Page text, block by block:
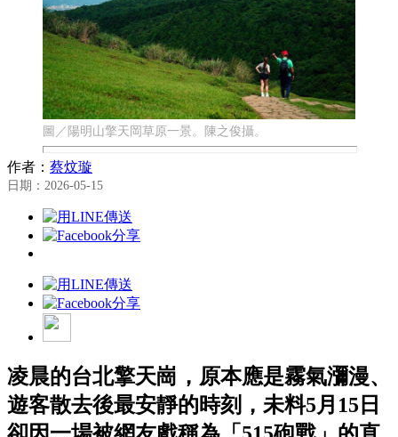
圖／陽明山擎天岡草原一景。陳之俊攝。
作者： 蔡炆璇
日期：2026-05-15
凌晨的台北擎天崗，原本應是霧氣瀰漫、
遊客散去後最安靜的時刻，未料5月15日